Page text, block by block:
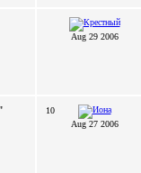
Aug 29 2006
10
Aug 27 2006